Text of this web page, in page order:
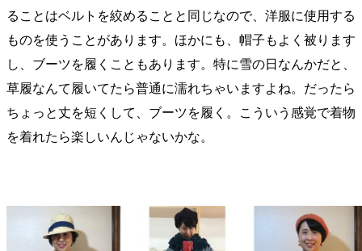
ることはベルトを絞めることと同じなので、洋服に使用する
ものを使うことがあります。ほかにも、帽子もよく被ります
し、ブーツを履くこともあります。特に雪の日なんかだと、
草履なんて履いてたら普通に濡れちゃいますよね。だったら
ちょっと丈を短くして、ブーツを履く。こういう感覚で着物
を着れたら楽しいんじゃないかな。